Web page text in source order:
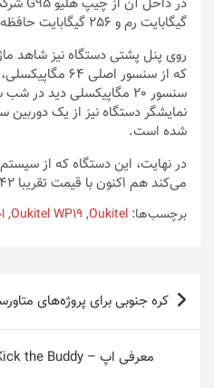
گیگابایت رم و 256 گیگابایت حافظه داخلی همراه شده است.
روی پنل پشتی دستگاه نیز شاهد
سنسور 20 مگاپیکسلی دید
شده است.
می‌کند هم اکنون با قیمت تقریبا 742 دلار فروخته می‌شود.
برچسب‌ها: Oukitel
,
Oukitel WP19
,
راهبری
نوشتهکره جنوبی برای پروژه‌های